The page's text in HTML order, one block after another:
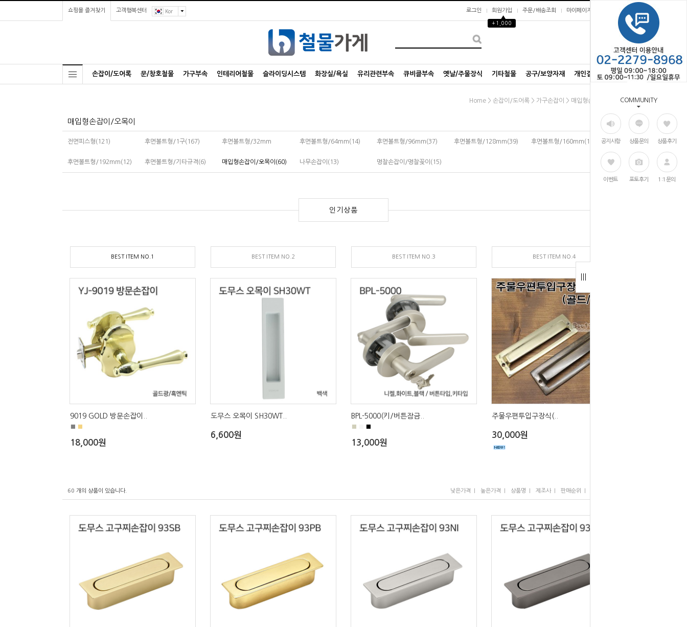
COMMUNITY
공지사항 상품문의 상품후기
이벤트 포토후기 1:1문의
쇼핑몰 즐겨찾기 고객행복센터 Kor 로그인 회원가입
▲
+1,000
주문/배송조회 마이페이지
손잡이/도어록 문/창호철물 가구부속 인테리어철물 슬라이딩시스템 화장실/욕실 유리관련부속 큐비클부속 옛날/주물장식 기타철물 공구/보양자재 개인결제창
Home > 손잡이/도어록 > 가구손잡이 > 매입형손잡이/오목이
매입형손잡이/오목이
전면피스형(121) 후면볼트형/1구(167) 후면볼트형/32mm 후면볼트형/64mm(14) 후면볼트형/96mm(37) 후면볼트형/128mm(39) 후면볼트형/160mm(19)
후면볼트형/192mm(12) 후면볼트형/기타규격(6) 매입형손잡이/오목이(60) 나무손잡이(13) 명찰손잡이/명찰꽂이(15)
인기상품
BEST ITEM NO.1 BEST ITEM NO.2 BEST ITEM NO.3 BEST ITEM NO.4
9019 GOLD 방문손잡이..
18,000원
도무스 오목이 SH30WT..
6,600원
BPL-5000(키/버튼잠금..
13,000원
주물우편투입구장식(..
30,000원
60 개의 상품이 있습니다. 낮은가격 높은가격 상품명 제조사I 판매순위